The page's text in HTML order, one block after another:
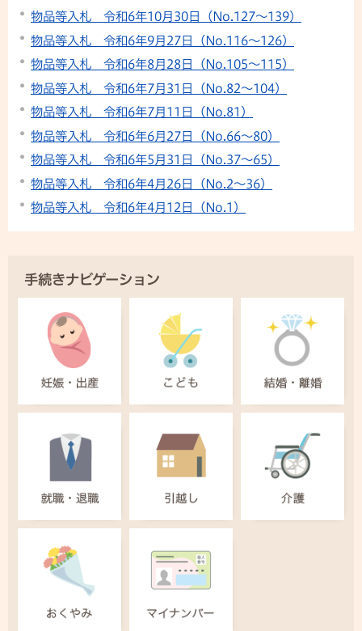
物品等入札 令和6年10月30日（No.127〜139）
物品等入札 令和6年9月27日（No.116〜126）
物品等入札 令和6年8月28日（No.105〜115）
物品等入札 令和6年7月31日（No.82〜104）
物品等入札 令和6年7月11日（No.81）
物品等入札 令和6年6月27日（No.66〜80）
物品等入札 令和6年5月31日（No.37〜65）
物品等入札 令和6年4月26日（No.2〜36）
物品等入札 令和6年4月12日（No.1）
手続きナビゲーション